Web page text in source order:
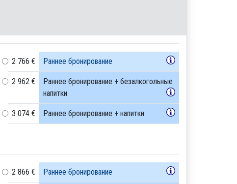
2 766 € Раннее бронирование
2 962 €
Раннее бронирование + безалкогольные
напитки
3 074 € Раннее бронирование + напитки
2 866 € Раннее бронирование